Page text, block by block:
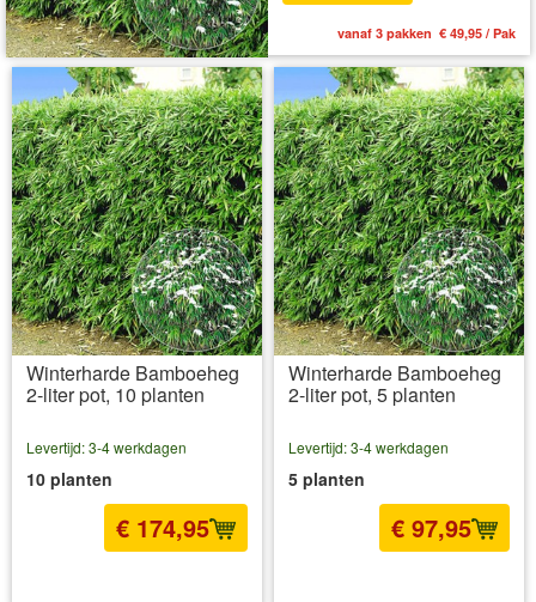
vanaf 3 pakken € 49,95 / Pak
Winterharde Bamboeheg
2-liter pot, 10 planten
Levertijd: 3-4 werkdagen
10 planten
€ 174,95
Winterharde Bamboeheg
2-liter pot, 5 planten
Levertijd: 3-4 werkdagen
5 planten
€ 97,95